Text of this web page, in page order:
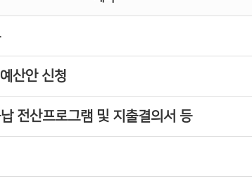
산안 신청
전산프로그램 및 지출결의서 등